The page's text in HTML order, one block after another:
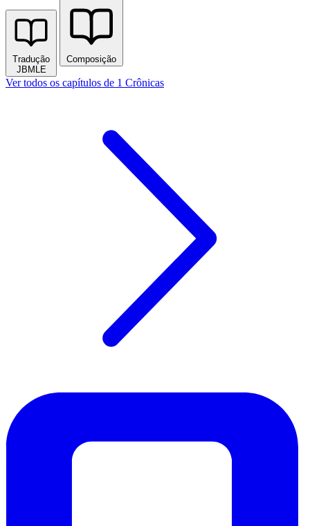
Tradução
JBMLE
Composição
Ver todos os capítulos de 1 Crônicas